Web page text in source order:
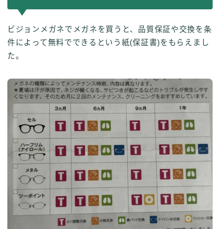
ビジョンメガネでメガネを買うと、品質保証や交換を条
件によって無料でできるという紙(保証書)をもらえまし
た。